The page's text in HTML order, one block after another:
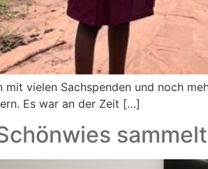
mit vielen Sachspenden und noch
Es war an der Zeit […]